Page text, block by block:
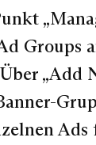
Groups
„Add